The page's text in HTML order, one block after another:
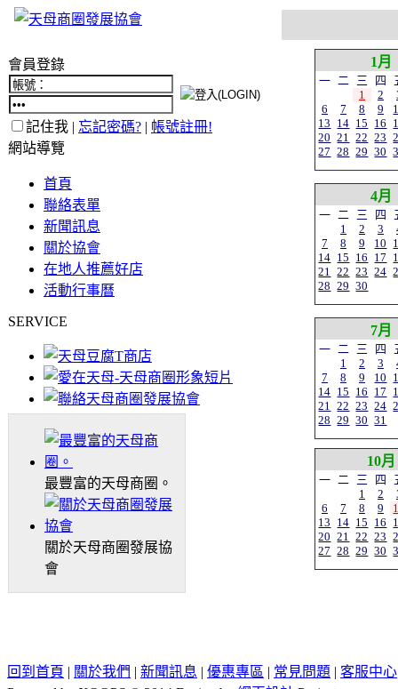
會員登錄
記住我 | 忘記密碼? | 帳號註冊!
網站導覽
首頁
聯絡表單
新聞訊息
關於協會
在地人推薦好店
活動行事曆
SERVICE
最豐富的天母商圈。
關於天母商圈發展協
會
1月
一 二 三 四
1
2
6
7 8 9
13 14 15 16
20 21 22 23
27 28 29 30
4月
一 二 三 四
1
2 3
7
8 9 10
14 15 16 17
21 22 23 24
28 29 30
7月
一 二 三 四
1
2 3
7
8 9 10
14 15 16 17
21 22 23 24
28 29 30 31
10月
一 二 三 四
1
2
6
7 8 9
13 14 15 16
20 21 22 23
27 28 29 30
回到首頁 | 關於我們 | 新聞訊息 | 優惠專區 | 常見問題 | 客服中心